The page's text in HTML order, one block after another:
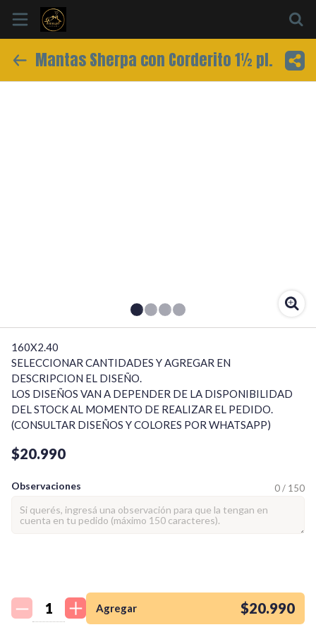
Inicio
tienda así para mi
emprendimiento!
Mantas Sherpa con Corderito 1½ pl.
160X2.40
SELECCIONAR CANTIDADES Y AGREGAR EN
DESCRIPCION EL DISEÑO.
LOS DISEÑOS VAN A DEPENDER DE LA DISPONIBILIDAD
DEL STOCK AL MOMENTO DE REALIZAR EL PEDIDO.
(CONSULTAR DISEÑOS Y COLORES POR WHATSAPP)
$20.990
Observaciones 0 / 150
Agregar $20.990